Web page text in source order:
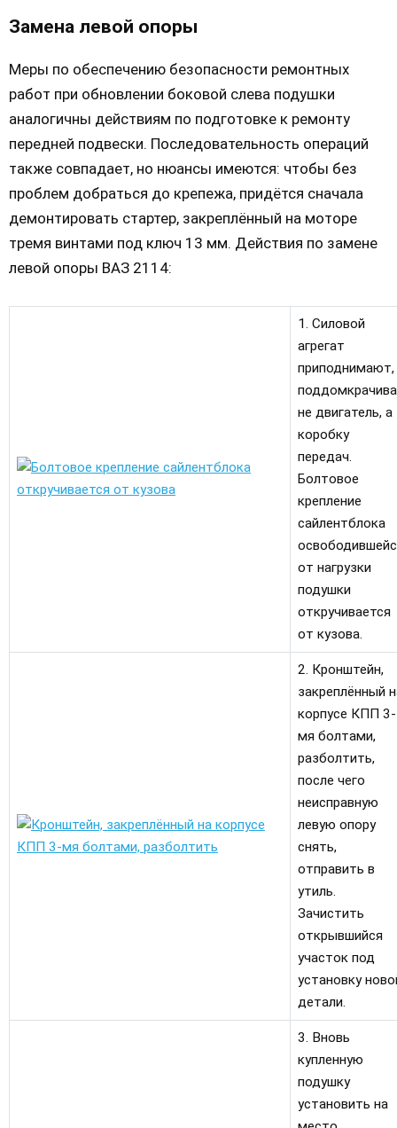
Замена левой опоры
Меры по обеспечению безопасности ремонтных
работ при обновлении боковой слева подушки
аналогичны действиям по подготовке к ремонту
передней подвески. Последовательность операций
также совпадает, но нюансы имеются: чтобы без
проблем добраться до крепежа, придётся сначала
демонтировать стартер, закреплённый на моторе
тремя винтами под ключ 13 мм. Действия по замене
левой опоры ВАЗ 2114:
1. Силовой
агрегат
приподнимают,
не двигатель, а
коробку
передач.
Болтовое
крепление
сайлентблока
от нагрузки
подушки
откручивается
от кузова.
2. Кронштейн,
закреплённый
корпусе КПП 3-
мя болтами,
разболтить,
после чего
неисправную
левую опору
снять,
отправить в
утиль.
Зачистить
открывшийся
участок под
установку
детали.
3. Вновь
купленную
подушку
установить на